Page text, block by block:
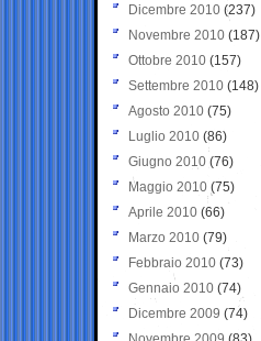
Dicembre 2010 (237)
Novembre 2010 (187)
Ottobre 2010 (157)
Settembre 2010 (148)
Agosto 2010 (75)
Luglio 2010 (86)
Giugno 2010 (76)
Maggio 2010 (75)
Aprile 2010 (66)
Marzo 2010 (79)
Febbraio 2010 (73)
Gennaio 2010 (74)
Dicembre 2009 (74)